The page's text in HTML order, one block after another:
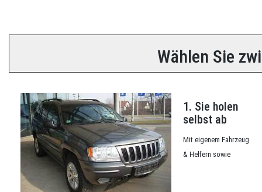
Wählen Sie
1. Sie holen
selbst ab
Mit eigenem Fahrzeug
& Helfern sowie